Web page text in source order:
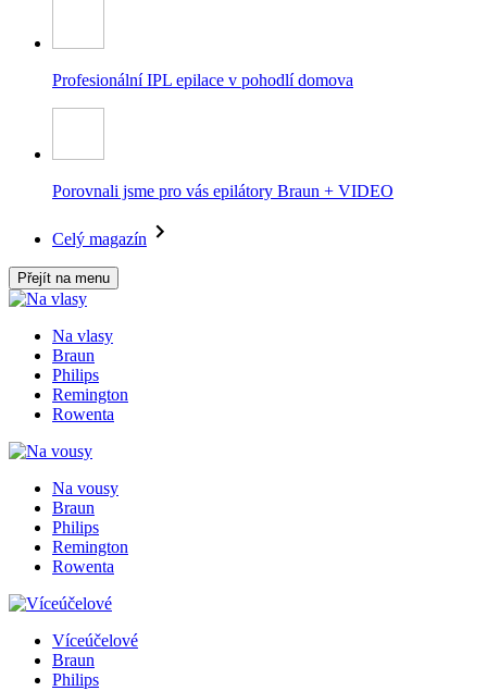
Profesionální IPL epilace v pohodlí domova
Porovnali jsme pro vás epilátory Braun + VIDEO
Celý magazín
Přejít na menu
Na vlasy
Braun
Philips
Remington
Rowenta
Na vousy
Braun
Philips
Remington
Rowenta
Víceúčelové
Braun
Philips